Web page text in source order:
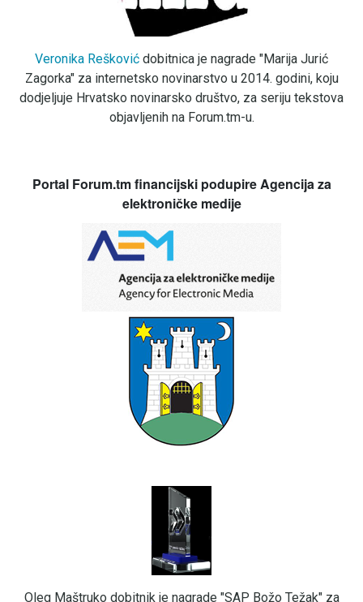
Veronika Rešković dobitnica je nagrade "Marija Jurić
Zagorka" za internetsko novinarstvo u 2014. godini, koju
dodjeljuje Hrvatsko novinarsko društvo, za seriju tekstova
objavljenih na Forum.tm-u.
Portal Forum.tm financijski podupire Agencija za
elektroničke medije
Oleg Maštruko dobitnik je nagrade "SAP Božo Težak" za